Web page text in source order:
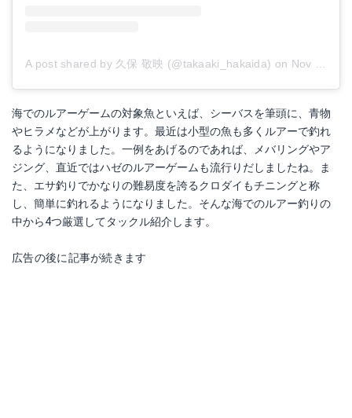
A post shared by 久保 敬映 (@takaaki_hakaida) on Nov 14, 2018 at 5:42pm PST
海でのルアーゲームの対象魚といえば、シーバスを筆頭に、青物
やヒラメなどが上がります。最近は小型の魚も多くルアーで釣れ
るようになりました。一例をあげるのであれば、メバリングやア
ジング、直近ではハゼのルアーゲームも流行りだしましたね。ま
た、エサ釣りでかなりの難易度を誇るクロダイもチニングと称
し、簡単に釣れるようになりました。そんな海でのルアー釣りの
中から4つ厳選してタックル紹介します。
広告の後に記事が続きます